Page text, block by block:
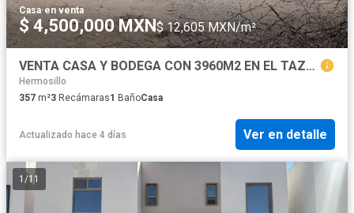
Casa·en venta
$ 4,500,000 MXN$ 12,605 MXN/m²
VENTA CASA Y BODEGA CON 3960M2 EN EL TAZAJAL $4500,000
Hermosillo
357 m²3 Recámaras1 BañoCasa
Actualizado hace 4 días Ver en detalle
1 /11